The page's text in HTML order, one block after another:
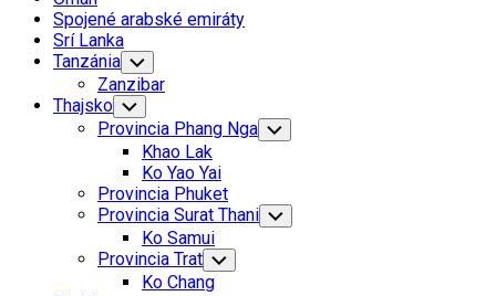
Spojené arabské emiráty
Srí Lanka
Tanzánia Toggle
Child
Menu
Zanzibar
Thajsko Toggle
Child
Menu
Provincia Phang Nga Toggle
Child
Khao Lak
Ko Yao Yai
Provincia Phuket
Provincia Surat Thani Toggle
Child
Ko Samui
Provincia Trat Toggle
Child
Menu
Ko Chang